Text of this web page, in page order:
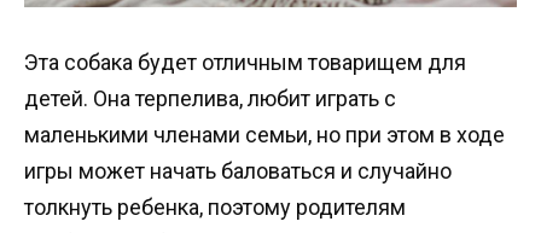
Эта собака будет отличным товарищем для
детей. Она терпелива, любит играть с
маленькими членами семьи, но при этом в ходе
игры может начать баловаться и случайно
толкнуть ребенка, поэтому родителям